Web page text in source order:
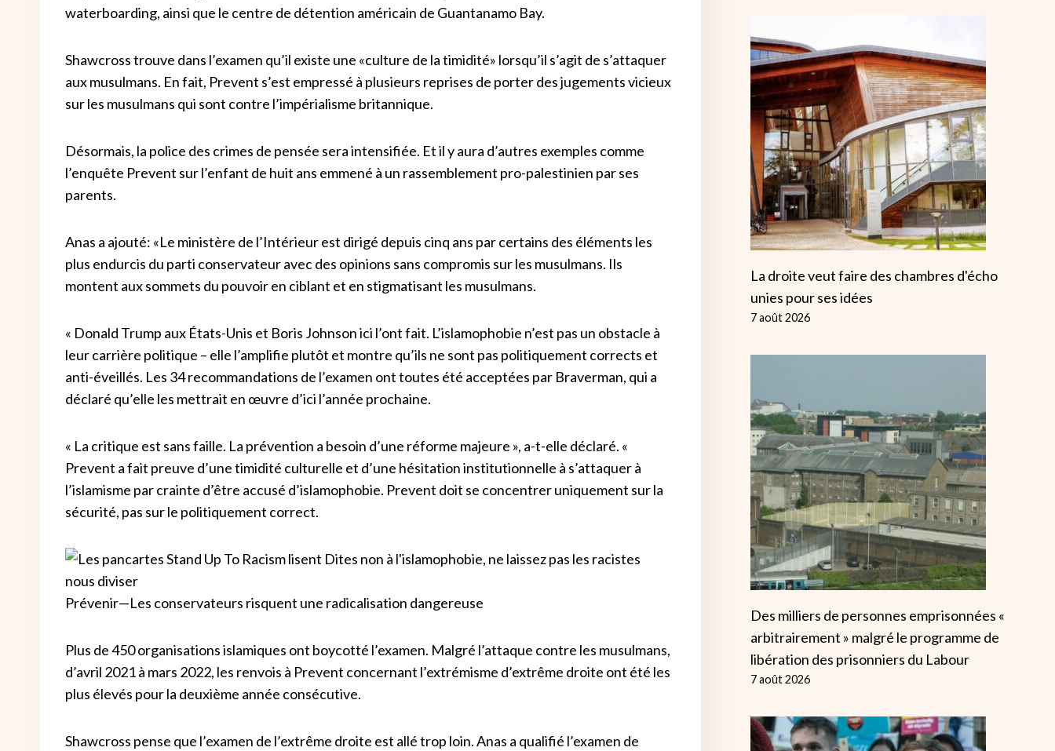
waterboarding, ainsi que le centre de détention américain de Guantanamo Bay.
Shawcross trouve dans l’examen qu’il existe une «culture de la timidité» lorsqu’il s’agit de s’attaquer
aux musulmans. En fait, Prevent s’est empressé à plusieurs reprises de porter des jugements vicieux
sur les musulmans qui sont contre l’impérialisme britannique.
Désormais, la police des crimes de pensée sera intensifiée. Et il y aura d’autres exemples comme
l’enquête Prevent sur l’enfant de huit ans emmené à un rassemblement pro-palestinien par ses
parents.
Anas a ajouté: «Le ministère de l’Intérieur est dirigé depuis cinq ans par certains des éléments les
plus endurcis du parti conservateur avec des opinions sans compromis sur les musulmans. Ils
montent aux sommets du pouvoir en ciblant et en stigmatisant les musulmans.
« Donald Trump aux États-Unis et Boris Johnson ici l’ont fait. L’islamophobie n’est pas un obstacle à
leur carrière politique – elle l’amplifie plutôt et montre qu’ils ne sont pas politiquement corrects et
anti-éveillés. Les 34 recommandations de l’examen ont toutes été acceptées par Braverman, qui a
déclaré qu’elle les mettrait en œuvre d’ici l’année prochaine.
« La critique est sans faille. La prévention a besoin d’une réforme majeure », a-t-elle déclaré. «
Prevent a fait preuve d’une timidité culturelle et d’une hésitation institutionnelle à s’attaquer à
l’islamisme par crainte d’être accusé d’islamophobie. Prevent doit se concentrer uniquement sur la
sécurité, pas sur le politiquement correct.
Prévenir—Les conservateurs risquent une radicalisation dangereuse
Plus de 450 organisations islamiques ont boycotté l’examen. Malgré l’attaque contre les musulmans,
d’avril 2021 à mars 2022, les renvois à Prevent concernant l’extrémisme d’extrême droite ont été les
plus élevés pour la deuxième année consécutive.
Shawcross pense que l’examen de l’extrême droite est allé trop loin. Anas a qualifié l’examen de
La droite veut faire des chambres d'écho
unies pour ses idées
7 août 2026
Des milliers de personnes emprisonnées «
arbitrairement » malgré le programme de
libération des prisonniers du Labour
7 août 2026